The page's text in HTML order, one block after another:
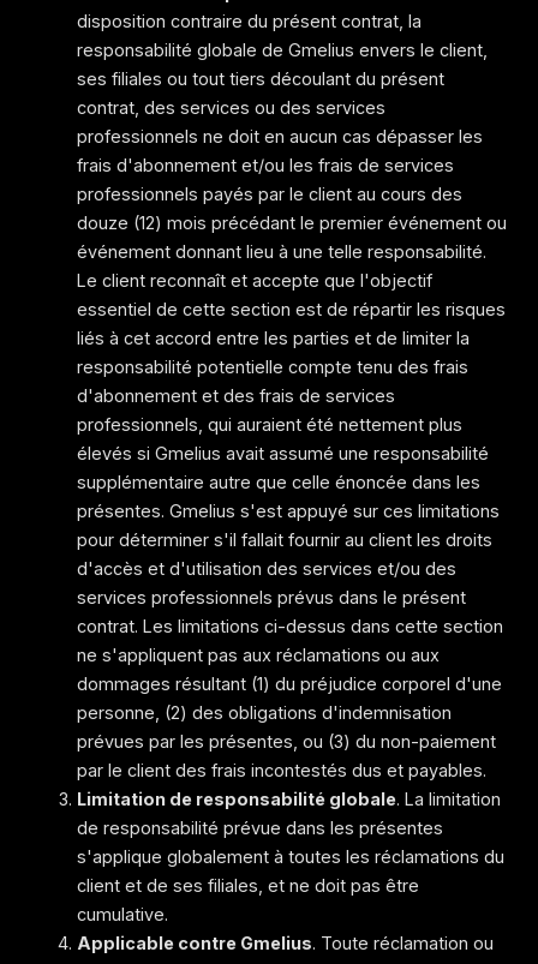
disposition contraire du présent contrat, la
responsabilité globale de Gmelius envers le client,
ses filiales ou tout tiers découlant du présent
contrat, des services ou des services
professionnels ne doit en aucun cas dépasser les
frais d'abonnement et/ou les frais de services
professionnels payés par le client au cours des
douze (12) mois précédant le premier événement ou
événement donnant lieu à une telle responsabilité.
Le client reconnaît et accepte que l'objectif
essentiel de cette section est de répartir les risques
liés à cet accord entre les parties et de limiter la
responsabilité potentielle compte tenu des frais
d'abonnement et des frais de services
professionnels, qui auraient été nettement plus
élevés si Gmelius avait assumé une responsabilité
supplémentaire autre que celle énoncée dans les
présentes. Gmelius s'est appuyé sur ces limitations
pour déterminer s'il fallait fournir au client les droits
d'accès et d'utilisation des services et/ou des
services professionnels prévus dans le présent
contrat. Les limitations ci-dessus dans cette section
ne s'appliquent pas aux réclamations ou aux
dommages résultant (1) du préjudice corporel d'une
personne, (2) des obligations d'indemnisation
prévues par les présentes, ou (3) du non-paiement
par le client des frais incontestés dus et payables.
Limitation de responsabilité globale. La limitation
de responsabilité prévue dans les présentes
s'applique globalement à toutes les réclamations du
client et de ses filiales, et ne doit pas être
cumulative.
Applicable contre Gmelius. Toute réclamation ou